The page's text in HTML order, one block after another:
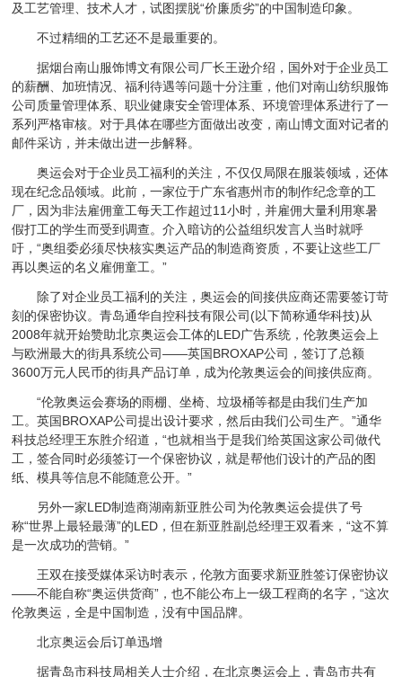
及工艺管理、技术人才，试图摆脱“价廉质劣”的中国制造印象。
不过精细的工艺还不是最重要的。
据烟台南山服饰博文有限公司厂长王逊介绍，国外对于企业员工
的薪酬、加班情况、福利待遇等问题十分注重，他们对南山纺织服饰
公司质量管理体系、职业健康安全管理体系、环境管理体系进行了一
系列严格审核。对于具体在哪些方面做出改变，南山博文面对记者的
邮件采访，并未做出进一步解释。
奥运会对于企业员工福利的关注，不仅仅局限在服装领域，还体
现在纪念品领域。此前，一家位于广东省惠州市的制作纪念章的工
厂，因为非法雇佣童工每天工作超过11小时，并雇佣大量利用寒暑
假打工的学生而受到调查。介入暗访的公益组织发言人当时就呼
吁，“奥组委必须尽快核实奥运产品的制造商资质，不要让这些工厂
再以奥运的名义雇佣童工。”
除了对企业员工福利的关注，奥运会的间接供应商还需要签订苛
刻的保密协议。青岛通华自控科技有限公司(以下简称通华科技)从
2008年就开始赞助北京奥运会工体的LED广告系统，伦敦奥运会上
与欧洲最大的街具系统公司——英国BROXAP公司，签订了总额
3600万元人民币的街具产品订单，成为伦敦奥运会的间接供应商。
“伦敦奥运会赛场的雨棚、坐椅、垃圾桶等都是由我们生产加
工。英国BROXAP公司提出设计要求，然后由我们公司生产。”通华
科技总经理王东胜介绍道，“也就相当于是我们给英国这家公司做代
工，签合同时必须签订一个保密协议，就是帮他们设计的产品的图
纸、模具等信息不能随意公开。”
另外一家LED制造商湖南新亚胜公司为伦敦奥运会提供了号
称“世界上最轻最薄”的LED，但在新亚胜副总经理王双看来，“这不算
是一次成功的营销。”
王双在接受媒体采访时表示，伦敦方面要求新亚胜签订保密协议
——不能自称“奥运供货商”，也不能公布上一级工程商的名字，“这次
伦敦奥运，全是中国制造，没有中国品牌。
北京奥运会后订单迅增
据青岛市科技局相关人士介绍，在北京奥运会上，青岛市共有